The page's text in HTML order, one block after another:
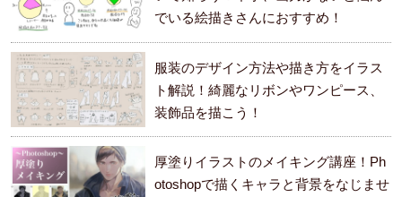
でいる絵描きさんにおすすめ！
服装のデザイン方法や描き方をイラス
ト解説！綺麗なリボンやワンピース、
装飾品を描こう！
厚塗りイラストのメイキング講座！Ph
otoshopで描くキャラと背景をなじませ